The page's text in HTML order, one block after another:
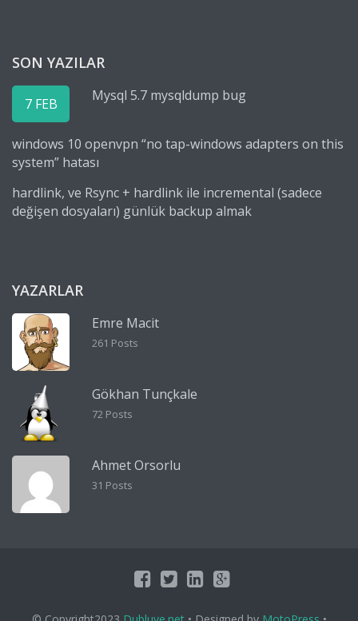
SON YAZILAR
7 FEB Mysql 5.7 mysqldump bug
windows 10 openvpn “no tap-windows adapters on this
system” hatası
hardlink, ve Rsync + hardlink ile incremental (sadece
değişen dosyaları) günlük backup almak
YAZARLAR
Emre Macit
261 Posts
Gökhan Tunçkale
72 Posts
Ahmet Orsorlu
31 Posts